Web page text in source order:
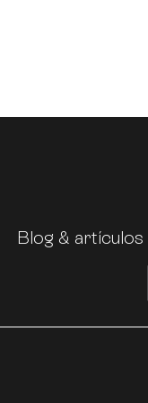
Blog & artículos